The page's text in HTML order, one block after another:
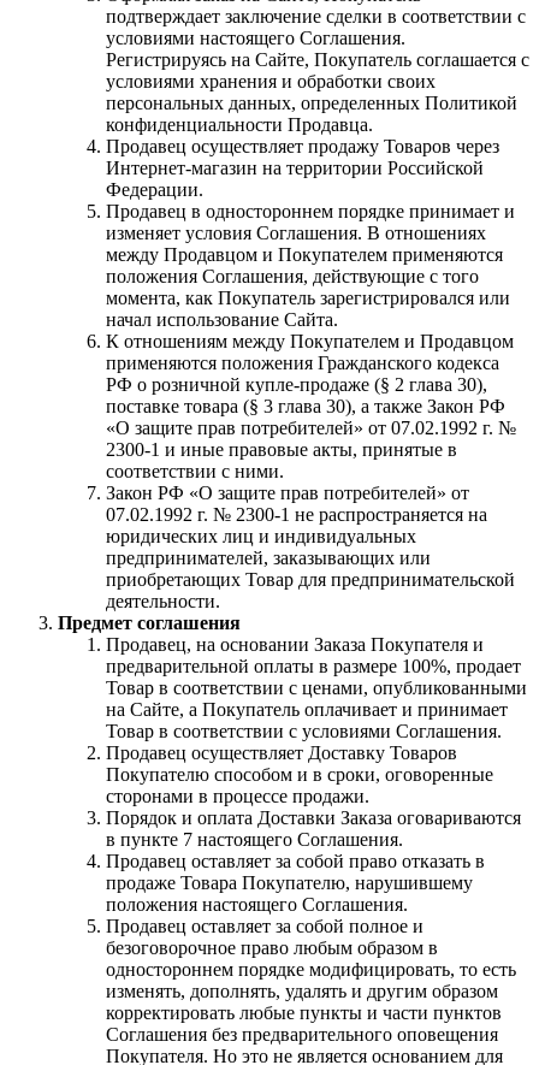
подтверждает заключение сделки в соответствии с
условиями настоящего Соглашения.
Регистрируясь на Сайте, Покупатель соглашается с
условиями хранения и обработки своих
персональных данных, определенных Политикой
конфиденциальности Продавца.
Продавец осуществляет продажу Товаров через
Интернет-магазин на территории Российской
Федерации.
Продавец в одностороннем порядке принимает и
изменяет условия Соглашения. В отношениях
между Продавцом и Покупателем применяются
положения Соглашения, действующие с того
момента, как Покупатель зарегистрировался или
начал использование Сайта.
К отношениям между Покупателем и Продавцом
применяются положения Гражданского кодекса
РФ о розничной купле-продаже (§ 2 глава 30),
поставке товара (§ 3 глава 30), а также Закон РФ
«О защите прав потребителей» от 07.02.1992 г. №
2300-1 и иные правовые акты, принятые в
соответствии с ними.
Закон РФ «О защите прав потребителей» от
07.02.1992 г. № 2300-1 не распространяется на
юридических лиц и индивидуальных
предпринимателей, заказывающих или
приобретающих Товар для предпринимательской
деятельности.
Предмет соглашения
Продавец, на основании Заказа Покупателя и
предварительной оплаты в размере 100%, продает
Товар в соответствии с ценами, опубликованными
на Сайте, а Покупатель оплачивает и принимает
Товар в соответствии с условиями Соглашения.
Продавец осуществляет Доставку Товаров
Покупателю способом и в сроки, оговоренные
сторонами в процессе продажи.
Порядок и оплата Доставки Заказа оговариваются
в пункте 7 настоящего Соглашения.
Продавец оставляет за собой право отказать в
продаже Товара Покупателю, нарушившему
положения настоящего Соглашения.
Продавец оставляет за собой полное и
безоговорочное право любым образом в
одностороннем порядке модифицировать, то есть
изменять, дополнять, удалять и другим образом
корректировать любые пункты и части пунктов
Соглашения без предварительного оповещения
Покупателя. Но это не является основанием для